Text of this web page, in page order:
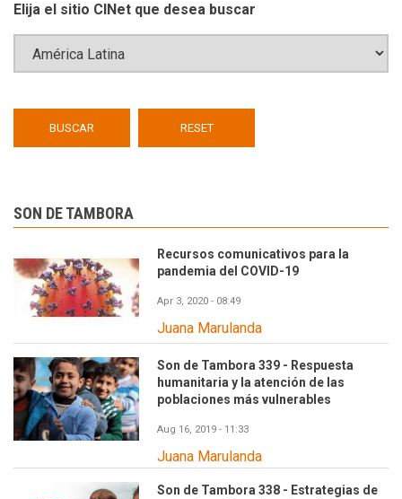
Elija el sitio CINet que desea buscar
SON DE TAMBORA
Recursos comunicativos para la
pandemia del COVID-19
Apr 3, 2020 - 08:49
Juana Marulanda
Son de Tambora 339 - Respuesta
humanitaria y la atención de las
poblaciones más vulnerables
Aug 16, 2019 - 11:33
Juana Marulanda
Son de Tambora 338 - Estrategias de